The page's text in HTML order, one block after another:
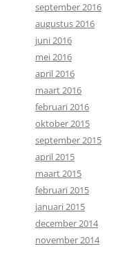
september 2016
augustus 2016
juni 2016
mei 2016
april 2016
maart 2016
februari 2016
oktober 2015
september 2015
april 2015
maart 2015
februari 2015
januari 2015
december 2014
november 2014